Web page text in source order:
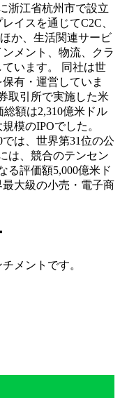
浙江省杭州市で設立
イスを通じてC2C、
か、生活関連サービ
メント、物流、クラ
います。 同社は世
有・運営していま
取引所で実施した米
額は2,310億米ドル
模のIPOでした。
は、世界第31位の公
は、競合のテンセン
る評価額5,000億米ド
大級の小売・電子商
メントです。